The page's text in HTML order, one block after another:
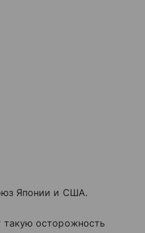
Японии и США.
такую осторожность